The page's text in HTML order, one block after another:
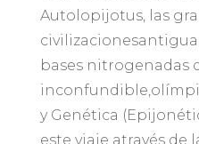
Autolopijotus, las
bases nitrogenadas
y Genética
este viaje através de